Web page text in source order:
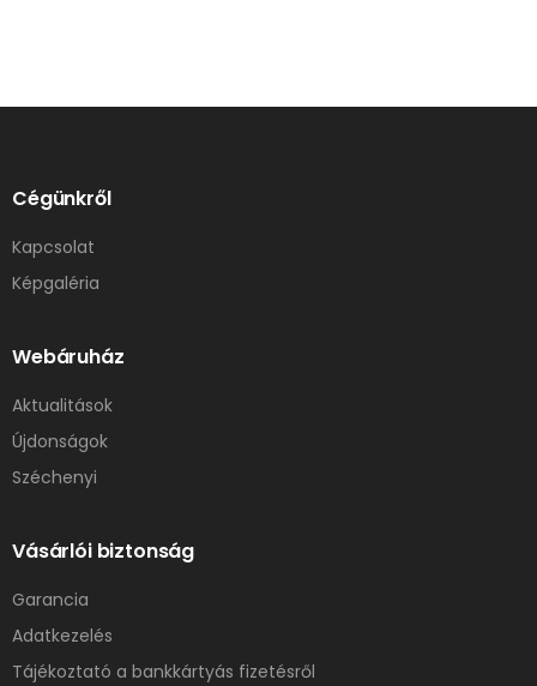
Cégünkről
Kapcsolat
Képgaléria
Webáruház
Aktualitások
Újdonságok
Széchenyi
Vásárlói biztonság
Garancia
Adatkezelés
Tájékoztató a bankkártyás fizetésről